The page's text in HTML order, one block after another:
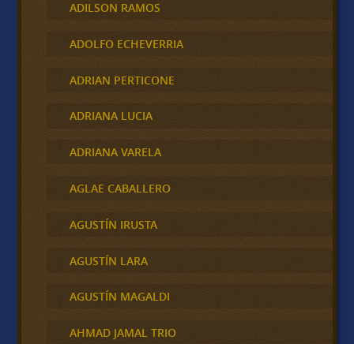
ADILSON RAMOS
ADOLFO ECHEVERRIA
ADRIAN PERTICONE
ADRIANA LUCIA
ADRIANA VARELA
AGLAE CABALLERO
AGUSTÍN IRUSTA
AGUSTÍN LARA
AGUSTÍN MAGALDI
AHMAD JAMAL TRIO